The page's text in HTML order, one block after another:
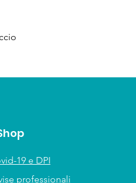
19 e DPI
professionali